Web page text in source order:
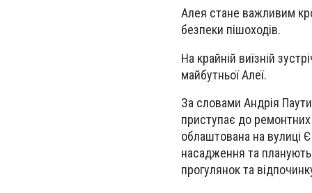
Алея стане важливим
безпеки пішоходів.
На крайній виїзній
майбутньої Алеї.
За словами Андрія
приступає до ремонтних
облаштована на вулиці
насадження та
прогулянок та